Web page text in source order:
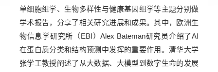
单细胞组学、生物多样性与健康基因组学等主题分别做
学术报告，分享了相关研究进展和成果。其中，欧洲生
物信息学研究所（EBI）Alex Bateman研究员介绍了AI
在蛋白质分类和结构预测中发挥的重要作用。清华大学
张学工教授阐述了从大数据、大模型到数字生命的发展